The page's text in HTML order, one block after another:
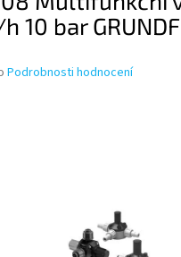
10 bar
Podrobnosti hodnocení